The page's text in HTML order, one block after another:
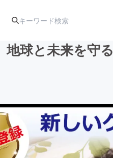
アート・写真
テクノロジー・ガジェット
地球と未来を守